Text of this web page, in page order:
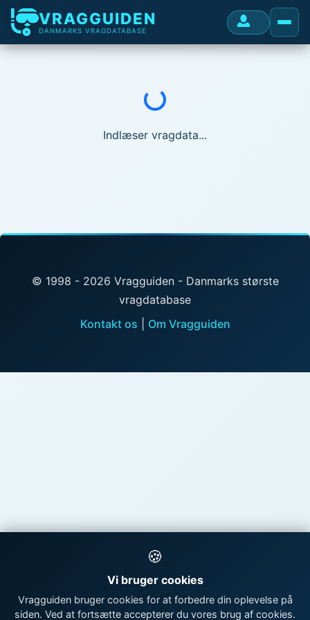
VRAGGUIDEN
DANMARKS VRAGDATABASE
Indlæser...
Indlæser vragdata...
© 1998 - 2026 Vragguiden - Danmarks største
vragdatabase
Kontakt os
Om Vragguiden
🍪
Vi bruger cookies
Vragguiden bruger cookies for at forbedre din oplevelse på
siden. Ved at fortsætte accepterer du vores brug af cookies.